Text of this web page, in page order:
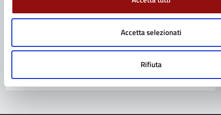
Accetta selezionati
Rifiuta
Problemi in città